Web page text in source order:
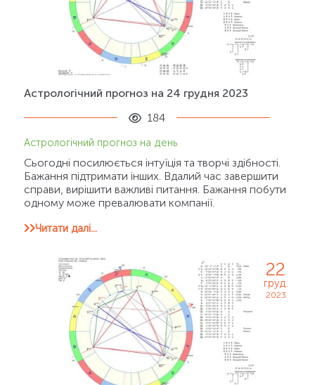
Астрологічний прогноз на 24 грудня 2023
184
Астрологічний прогноз на день
Сьогодні посилюється інтуїція та творчі здібності.
Бажання підтримати інших. Вдалий час завершити
справи, вирішити важливі питання. Бажання побути
одному може превалювати компанії.
Читати далі...
22
груд.
2023